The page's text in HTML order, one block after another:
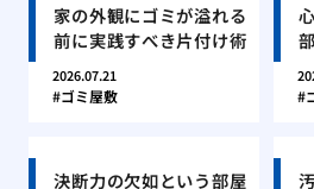
家の外観にゴミが溢れる
前に実践すべき片付け術
2026.07.21
ゴミ屋敷
決断力の欠如という部屋